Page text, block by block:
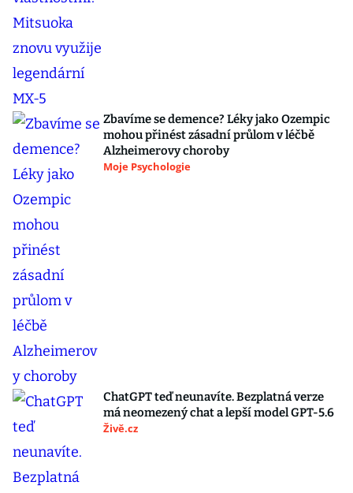
Zbavíme se demence? Léky jako Ozempic
mohou přinést zásadní průlom v léčbě
Alzheimerovy choroby
Moje Psychologie
ChatGPT teď neunavíte. Bezplatná verze
má neomezený chat a lepší model GPT-5.6
Živě.cz